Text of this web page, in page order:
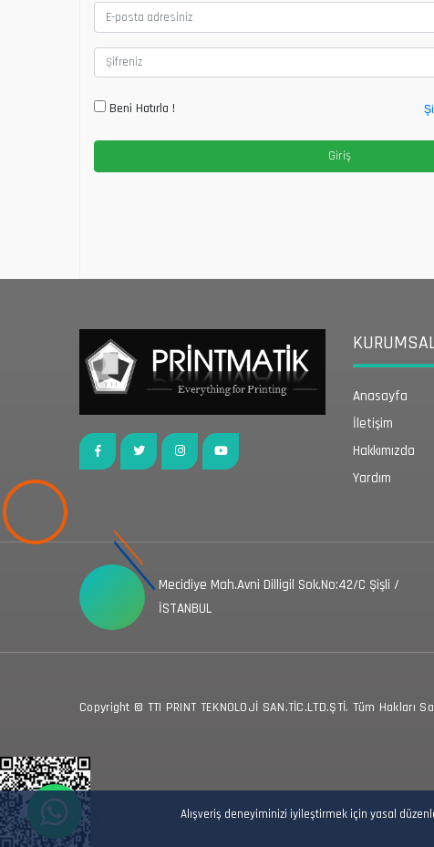
Beni Hatırla !
Alışveriş deneyiminizi iyileştirmek için yasal
Anasayfa
İletişim
Hakkımızda
Yardım
Mecidiye Mah.Avni Dilligil Sok.No:42/C Şişli /
İSTANBUL
Copyright © TTI PRINT TEKNOLOJİ SAN.TİC.LTD.ŞTİ. Tüm Hakları